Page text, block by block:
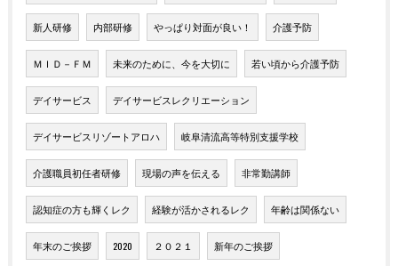
新人研修 内部研修 やっぱり対面が良い！ 介護予防
ＭＩＤ－ＦＭ 未来のために、今を大切に 若い頃から介護予防
デイサービス デイサービスレクリエーション
デイサービスリゾートアロハ 岐阜清流高等特別支援学校
介護職員初任者研修 現場の声を伝える 非常勤講師
認知症の方も輝くレク 経験が活かされるレク 年齢は関係ない
年末のご挨拶 2020 ２０２１ 新年のご挨拶